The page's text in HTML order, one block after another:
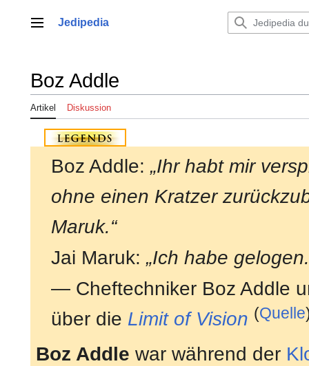
springenHauptmenü
Jedipedia
Boz Addle
Artikel Diskussion
Boz Addle:„Ihr habt mir
ohne einen Kratzer
Maruk.“
Jai Maruk:„Ich habe
— Cheftechniker Boz Addle
über die Limit of Vision (Quelle
Boz Addle war während der